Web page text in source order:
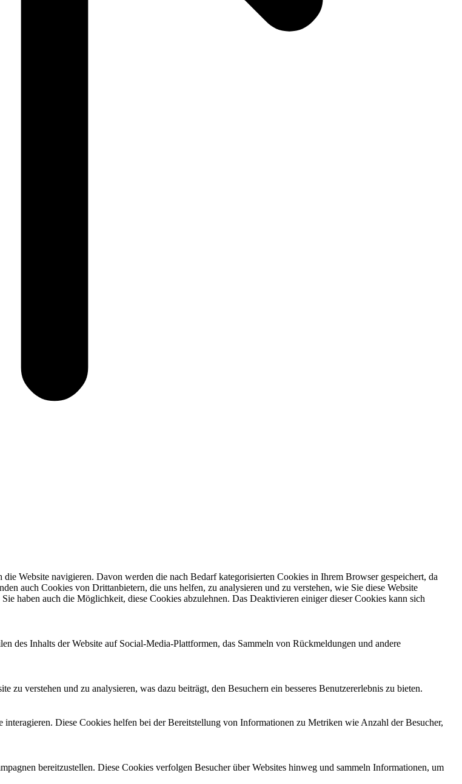
Website navigieren. Davon werden die nach Bedarf kategorisierten Cookies in Ihrem Browser gespeichert, da
auch Cookies von Drittanbietern, die uns helfen, zu analysieren und zu verstehen, wie Sie diese Website
haben auch die Möglichkeit, diese Cookies abzulehnen. Das Deaktivieren einiger dieser Cookies kann sich
des Inhalts der Website auf Social-Media-Plattformen, das Sammeln von Rückmeldungen und andere
verstehen und zu analysieren, was dazu beiträgt, den Besuchern ein besseres Benutzererlebnis zu bieten.
Diese Cookies helfen bei der Bereitstellung von Informationen zu Metriken wie Anzahl der Besucher,
bereitzustellen. Diese Cookies verfolgen Besucher über Websites hinweg und sammeln Informationen, um